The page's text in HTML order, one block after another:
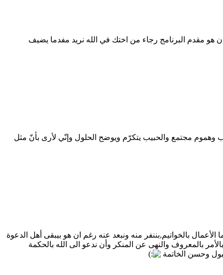
هو مقدم البرنامج رجاء من اختك في الله نريد مفدما يضيف
وهموم مجتمع والحبيب يتكرّم ويوضح الحلول وإنّي لأرى بأنّ مثل
بالخواتيم,بننفر منه ونبعد عنه رغم ان هو بيبقى أهل الدعوة
بالمعروف والنهى عن المنكر وأن ندعو الى الله بالحكمة
وحسن الخاتمة